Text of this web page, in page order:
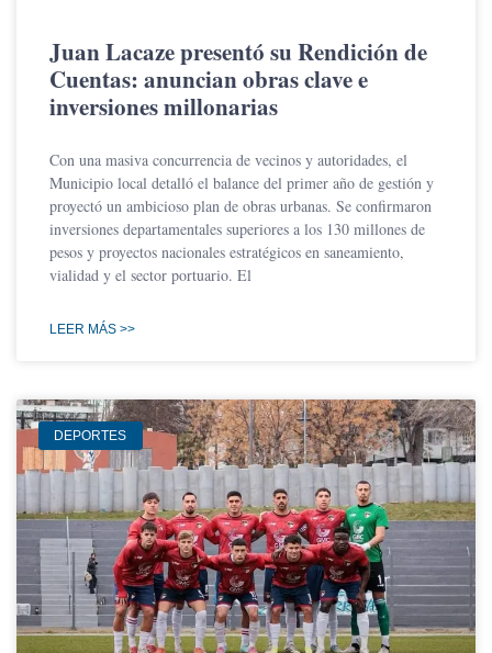
Juan Lacaze presentó su Rendición de
Cuentas: anuncian obras clave e
inversiones millonarias
Con una masiva concurrencia de vecinos y autoridades, el
Municipio local detalló el balance del primer año de gestión y
proyectó un ambicioso plan de obras urbanas. Se confirmaron
inversiones departamentales superiores a los 130 millones de
pesos y proyectos nacionales estratégicos en saneamiento,
vialidad y el sector portuario. El
LEER MÁS >>
DEPORTES